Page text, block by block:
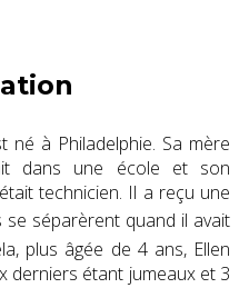
né à Philadelphie. Sa mère
dans une école et son
était technicien. Il a reçu une
se séparèrent quand il avait
plus âgée de 4 ans, Ellen
derniers étant jumeaux et 3